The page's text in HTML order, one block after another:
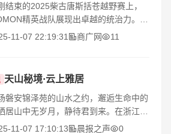
结束的2025柴古唐斯括苍越野赛上，
精英战队展现出卓越的统治力。不
25K、50K与105K三个组别的四项冠
11-07 22:19:31 商广网 11
天山秘境·云上雅居
磐安锦泽苑的山水之约，邂逅生命中的
居山中无岁月，静待君到来。在浙江中
的群山之间，藏着一处被云雾宠爱的秘
11-07 17:10:13 晨报之声 0